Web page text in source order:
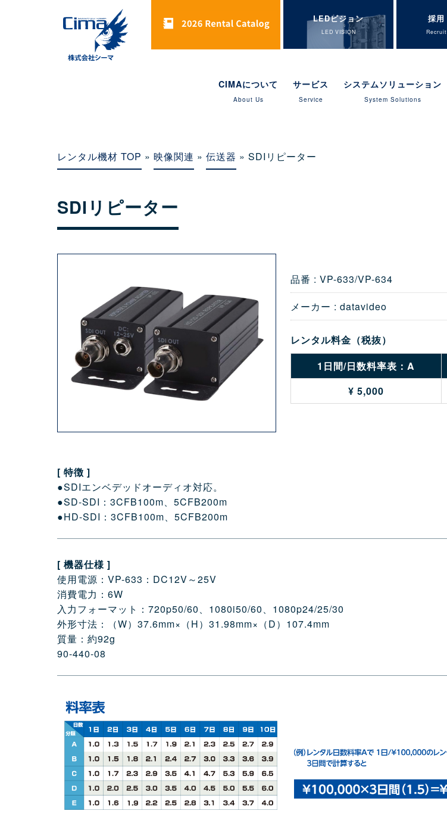
LEDビジョン
LED VISION
採用
Recruit
CIMAについて
About Us
サービス
Service
システムソリューション
System Solutions
レンタル機材 TOP » 映像関連 » 伝送器 » SDIリピーター
SDIリピーター
品番 : VP-633/VP-634
メーカー : datavideo
レンタル料金（税抜）
1日間/日数料率表：A
¥ 5,000
[ 特徴 ]
●SDIエンベデッドオーディオ対応。
●SD-SDI：3CFB100m、5CFB200m
●HD-SDI：3CFB100m、5CFB200m
[ 機器仕様 ]
使用電源：VP-633：DC12V～25V
消費電力：6W
入力フォーマット：720p50/60、1080i50/60、1080p24/25/30
外形寸法：（W）37.6mm×（H）31.98mm×（D）107.4mm
質量：約92g
90-440-08